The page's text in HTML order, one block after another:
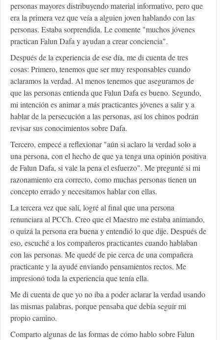
personas mayores distribuyendo material informativo, pero que
era la primera vez que veía a alguien joven hablando con las
personas. Estaba sorprendida. Le comente "muchos jóvenes
practican Falun Dafa y ayudan a crear conciencia".
Después de la experiencia de ese día, me di cuenta de tres
cosas: Primero, tenemos que ser muy responsables cuando
aclaramos la verdad. Al menos tenemos que asegurarnos de
que las personas entienda que Falun Dafa es bueno. Segundo,
mi intención es animar a más practicantes jóvenes a salir y a
hablar de la persecución a las personas, así los chinos podrán
revisar sus conocimientos sobre Dafa.
Tercero, empecé a reflexionar "aún si aclaro la verdad solo a
una persona, con el hecho de que ya tenga una opinión positiva
de Falun Dafa, si vale la pena el esfuerzo". Me pregunté si mi
razonamiento era correcto, como muchas personas tienen un
concepto errado y necesitamos hablar con ellas.
La tercera vez que salí, logré al final que una persona
renunciara al PCCh. Creo que el Maestro me estaba animando,
o quizá la persona era buena y entendió lo que dije. Después de
eso, escuché a los compañeros practicantes cuando hablaban
con las personas. Me quedé de pie cerca de una compañera
practicante y la ayudé enviando pensamientos rectos. Me
impresionó toda la experiencia que tenía ella.
Me di cuenta de que yo no iba a poder aclarar la verdad usando
las mismas palabras, porque pensaba que debía seguir mi
propio camino.
Comparto algunas de las formas de cómo hablo sobre Falun